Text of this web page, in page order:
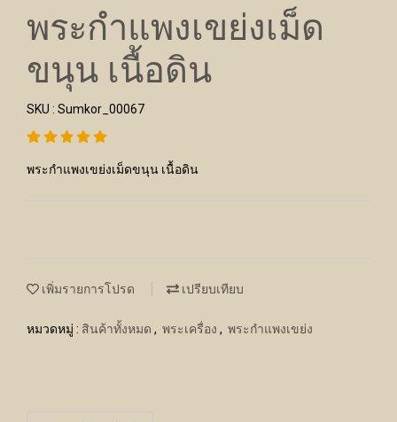
พระกำแพงเขย่งเม็ด
ขนุน เนื้อดิน
SKU : Sumkor_00067
พระกำแพงเขย่งเม็ดขนุน เนื้อดิน
เพิ่มรายการโปรด เปรียบเทียบ
หมวดหมู่ : สินค้าทั้งหมด , พระเครื่อง , พระกำแพงเขย่ง